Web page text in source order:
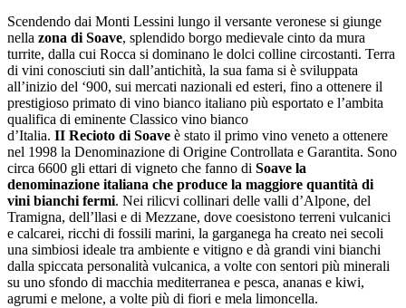
Scendendo dai Monti Lessini lungo il versante veronese si giunge
nella zona di Soave, splendido borgo medievale cinto da mura
turrite, dalla cui Rocca si dominano le dolci colline circostanti. Terra
di vini conosciuti sin dall’antichità, la sua fama si è sviluppata
all’inizio del ‘900, sui mercati nazionali ed esteri, fino a ottenere il
prestigioso primato di vino bianco italiano più esportato e l’ambita
qualifica di eminente Classico vino bianco
d’Italia. II Recioto di Soave è stato il primo vino veneto a ottenere
nel 1998 la Denominazione di Origine Controllata e Garantita. Sono
circa 6600 gli ettari di vigneto che fanno di Soave la
denominazione italiana che produce la maggiore quantità di
vini bianchi fermi. Nei rilicvi collinari delle valli d’Alpone, del
Tramigna, dell’llasi e di Mezzane, dove coesistono terreni vulcanici
e calcarei, ricchi di fossili marini, la garganega ha creato nei secoli
una simbiosi ideale tra ambiente e vitigno e dà grandi vini bianchi
dalla spiccata personalità vulcanica, a volte con sentori più minerali
su uno sfondo di macchia mediterranea e pesca, ananas e kiwi,
agrumi e melone, a volte più di fiori e mela limoncella.